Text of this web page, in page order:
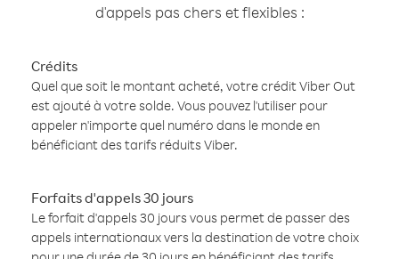
d'appels pas chers et flexibles :
Crédits
Quel que soit le montant acheté, votre crédit Viber Out
est ajouté à votre solde. Vous pouvez l'utiliser pour
appeler n'importe quel numéro dans le monde en
bénéficiant des tarifs réduits Viber.
Forfaits d'appels 30 jours
Le forfait d'appels 30 jours vous permet de passer des
appels internationaux vers la destination de votre choix